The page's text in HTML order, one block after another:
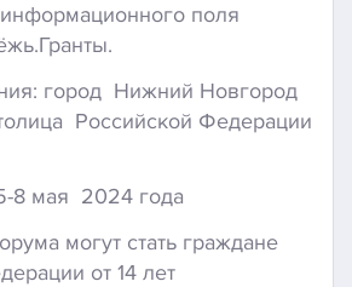
поля
город Нижний Новгород
Российской Федерации
8 мая 2024 года
могут стать граждане
от 14 лет